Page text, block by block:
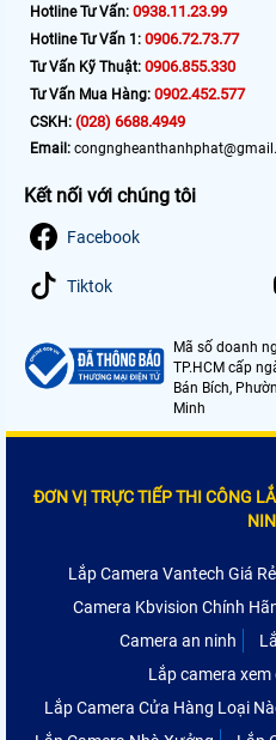
Hotline Tư Vấn: 0938.11.23.99
Hotline Tư Vấn 1: 0906.72.73.77
Tư Vấn Kỹ Thuật: 0906.855.330
Tư Vấn Mua Hàng: 0902.452.577
CSKH: (028) 6688.4949
Email:
Kết nối với chúng tôi
Facebook
Tiktok
Mã số doanh
TP.HCM cấp
Bán Bích,
Minh
ĐƠN VỊ TRỰC TIẾP THI CÔNG
Lắp Camera Vantech Giá Rẻ
Camera Kbvision Chính
Camera an ninh
Lắp camera
Lắp Camera Cửa Hàng Loại